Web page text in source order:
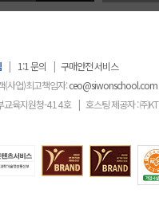
| 1:1 문의 | 구매안전 서비스
(사업)최고책임자:ceo@siwonschool.com
교육지원청-414호 | 호스팅 제공자 : ㈜KT